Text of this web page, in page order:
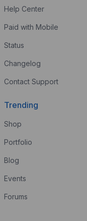
Help Center
Paid with Mobile
Status
Changelog
Contact Support
Trending
Shop
Portfolio
Blog
Events
Forums